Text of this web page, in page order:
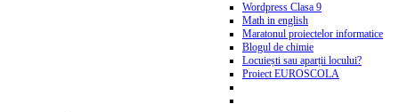
Wordpress Clasa 9
Math in english
Maratonul proiectelor informatice
Blogul de chimie
Locuiești sau aparții locului?
Proiect EUROSCOLA